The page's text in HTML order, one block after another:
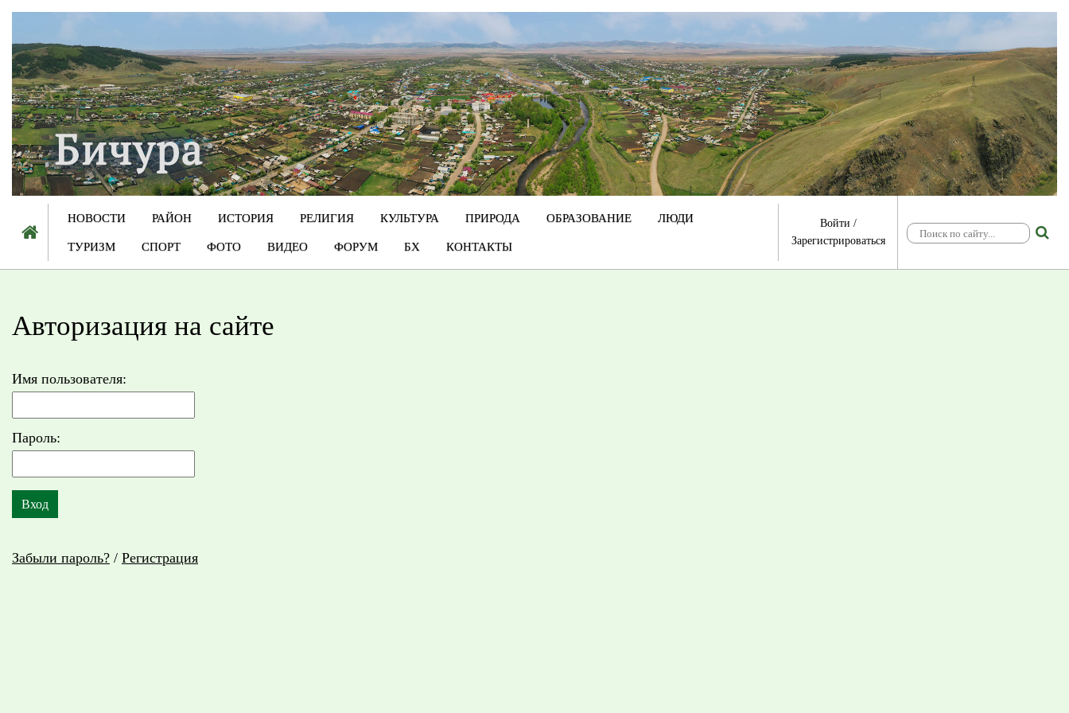
НОВОСТИ РАЙОН ИСТОРИЯ РЕЛИГИЯ КУЛЬТУРА ПРИРОДА ОБРАЗОВАНИЕ ЛЮДИ
ТУРИЗМ СПОРТ ФОТО ВИДЕО ФОРУМ БХ КОНТАКТЫ
Войти /
Зарегистрироваться
Авторизация на сайте
Имя пользователя:
Пароль:
Забыли пароль? / Регистрация